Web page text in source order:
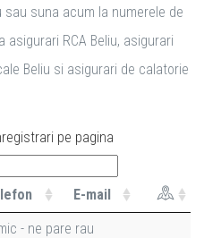
suna acum la numerele de
RCA Beliu, asigurari
Beliu si asigurari de calatorie
pe pagina
E-mail
- ne pare rau